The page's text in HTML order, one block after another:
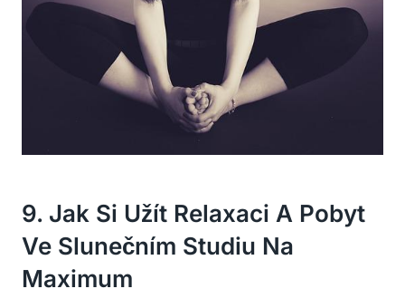
9. Jak‍ Si Užít ​relaxaci A Pobyt
Ve Slunečním⁤ Studiu​ Na
Maximum